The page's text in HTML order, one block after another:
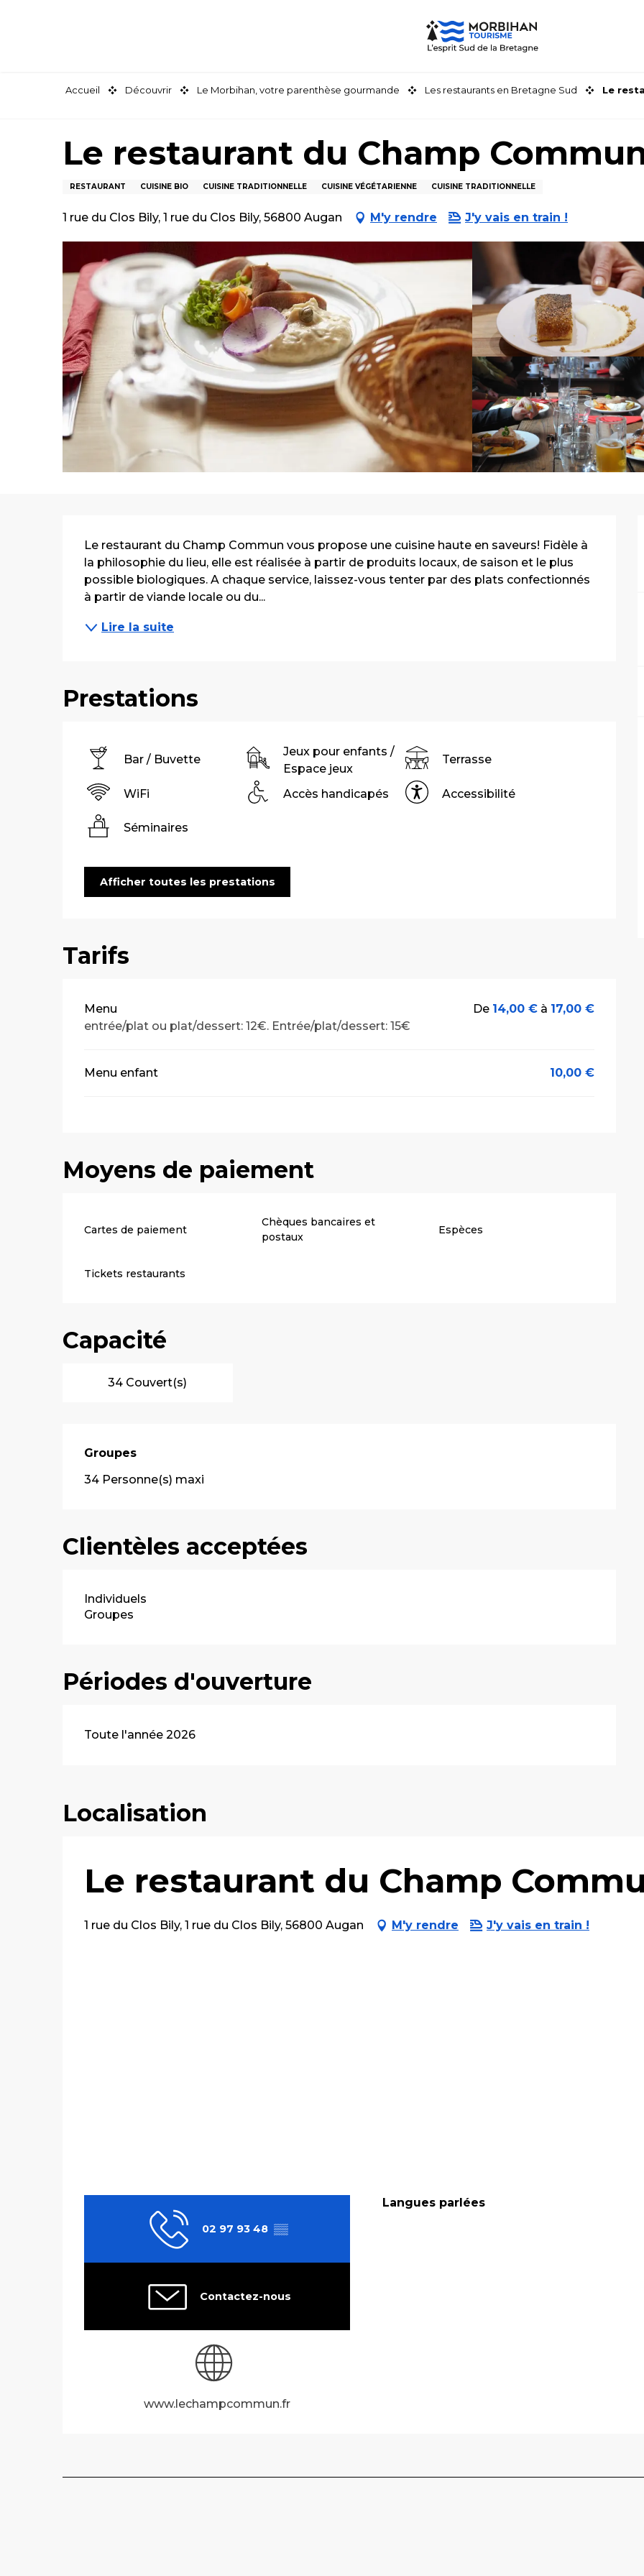
Accueil Découvrir Le Morbihan, votre parenthèse gourmande Les restaurants en Bretagne Sud Le
Le restaurant du Champ
RESTAURANT CUISINE BIO CUISINE TRADITIONNELLE CUISINE VÉGÉTARIENNE CUISINE TRADITIONNELLE
1 rue du Clos Bily, 1 rue du Clos Bily, 56800 Augan M'y rendre J'y vais en train !
Description
Le restaurant du Champ Commun vous propose une cuisine haute en saveurs! Fidèle à
la philosophie du lieu, elle est réalisée à partir de produits locaux, de saison et le plus
possible biologiques. A chaque service, laissez-vous tenter par des plats confectionnés
à partir de viande locale ou du...
Lire la suite
Prestations
Bar / Buvette
Jeux pour enfants /
Espace jeux
Terrasse
WiFi Accès handicapés Accessibilité
Séminaires
Afficher toutes les prestations
Tarifs
Tarifs 2026
Menu
entrée/plat ou plat/dessert: 12€. Entrée/plat/dessert: 15€
De 14,00 € à 17,00 €
Menu enfant 10,00 €
Moyens de paiement
Cartes de paiement
Chèques bancaires et
postaux
Espèces
Tickets restaurants
Capacité
34 Couvert(s)
Groupes
Groupes
34 Personne(s) maxi
Clientèles acceptées
Individuels
Groupes
Périodes d'ouverture
Toute l'année 2026
Localisation
Le restaurant du Champ
1 rue du Clos Bily, 1 rue du Clos Bily, 56800 Augan M'y rendre J'y vais en train !
02 97 93 48 ▒▒
Contactez-nous
www.lechampcommun.fr
Langues parlées
Langues parlées